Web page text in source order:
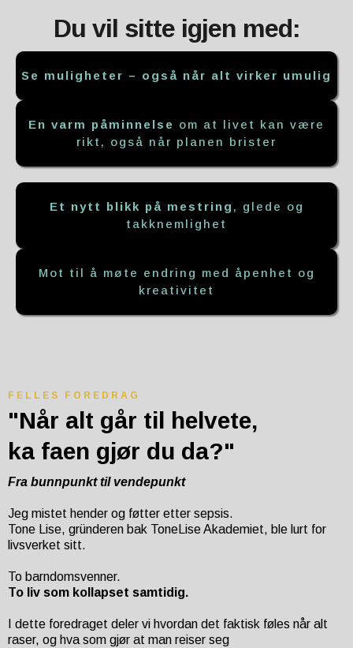
Du vil sitte igjen med:
Se muligheter – også når alt virker umulig
En varm påminnelse om at livet kan være
rikt, også når planen brister
Et nytt blikk på mestring , glede og
takknemlighet
Mot til å møte endring med åpenhet og
kreativitet
FELLES FOREDRAG
"Når alt går til helvete,
ka faen gjør du da?"
Fra bunnpunkt til vendepunkt
Jeg mistet hender og føtter etter sepsis.
Tone Lise, gründeren bak ToneLise Akademiet, ble lurt for
livsverket sitt.
To barndomsvenner.
To liv som kollapset samtidig.
I dette foredraget deler vi hvordan det faktisk føles når alt
raser, og hva som gjør at man reiser seg